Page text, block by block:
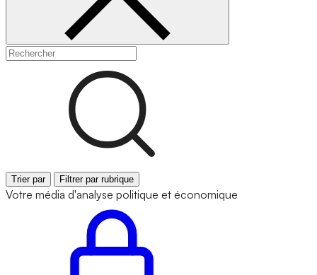
Trier par Filtrer par rubrique
Votre média d'analyse politique et économique